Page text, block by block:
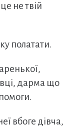
не твій
полатати.
дарма що
вбоге дівча,